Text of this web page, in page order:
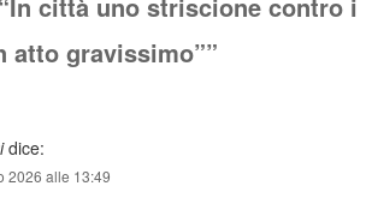
atto gravissimo””
dice:
2026 alle 13:49